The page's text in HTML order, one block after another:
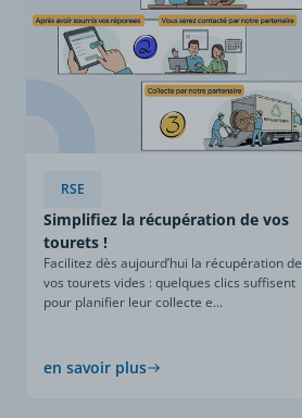
RSE
Simplifiez la récupération de vos
tourets !
Facilitez dès aujourd’hui la récupération de
vos tourets vides : quelques clics suffisent
pour planifier leur collecte e...
en savoir plus